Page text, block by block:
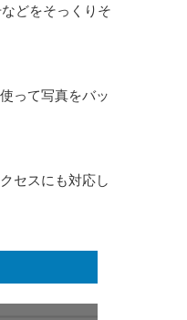
どをそっくりそ
って写真をバッ
セスにも対応し